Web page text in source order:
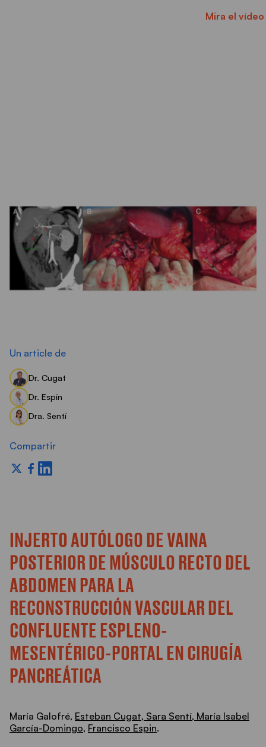
Mira el vídeo
Un article de
Dr. Cugat
Dr. Espín
Dra. Sentí
Compartir
INJERTO AUTÓLOGO DE VAINA
POSTERIOR DE MÚSCULO RECTO DEL
ABDOMEN PARA LA
RECONSTRUCCIÓN VASCULAR DEL
CONFLUENTE ESPLENO-
MESENTÉRICO-PORTAL EN CIRUGÍA
PANCREÁTICA
María Galofré, Esteban Cugat, Sara Sentí, María Isabel
García-Domingo, Francisco Espin.